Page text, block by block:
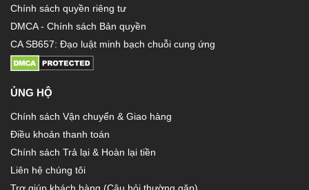
Chính sách quyền riêng tư
DMCA - Chính sách Bản quyền
CA SB657: Đạo luật minh bạch chuỗi cung ứng
ỦNG HỘ
Chính sách Vận chuyển & Giao hàng
Điều khoản thanh toán
Chính sách Trả lại & Hoàn lại tiền
Liên hệ chúng tôi
Trợ giúp khách hàng (Câu hỏi thường gặp)